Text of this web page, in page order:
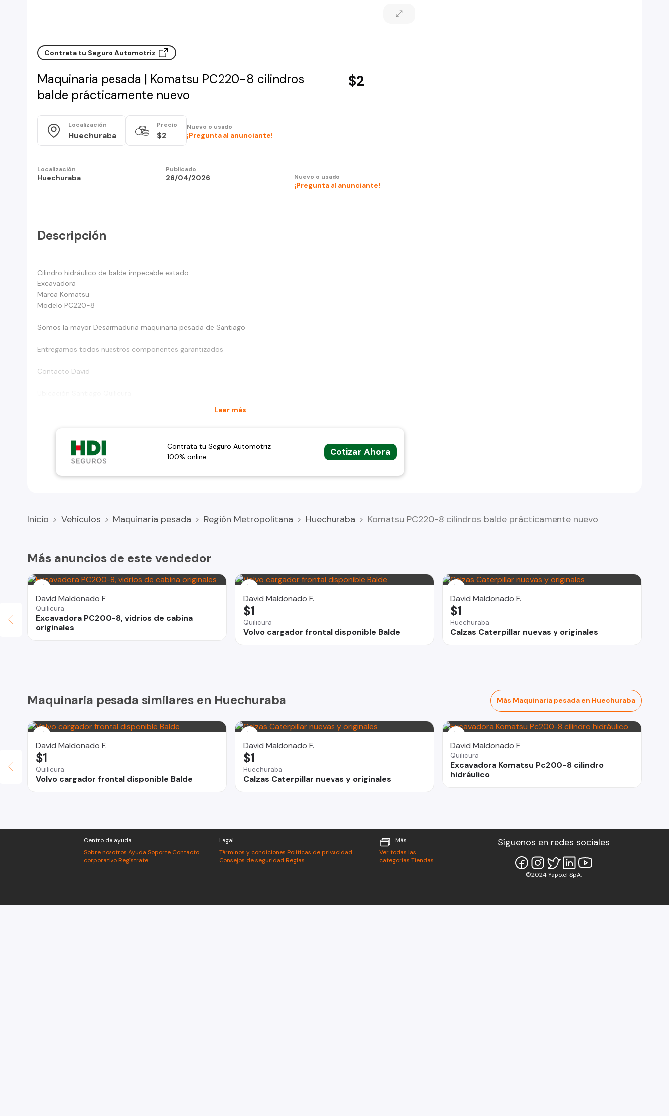
Contrata tu Seguro Automotriz
Maquinaria pesada | Komatsu PC220-8 cilindros
balde prácticamente nuevo
$2
Localización
Huechuraba
Precio
$2
Nuevo o usado
¡Pregunta al anunciante!
Localización
Huechuraba
Publicado
26/04/2026 Nuevo o usado
¡Pregunta al anunciante!
Descripción
Cilindro hidráulico de balde impecable estado
Excavadora
Marca Komatsu
Modelo PC220-8
Somos la mayor Desarmaduria maquinaria pesada de Santiago
Entregamos todos nuestros componentes garantizados
Contacto David
Leer más
Contrata tu Seguro Automotriz
100% online
Cotizar Ahora
Inicio Vehículos Maquinaria pesada Región Metropolitana Huechuraba Komatsu PC220-8 cilindros balde prácticamente nuevo
Más anuncios de este vendedor
David Maldonado F
Quilicura
Excavadora PC200-8, vidrios de cabina
originales
David Maldonado F.
Quilicura
Volvo cargador frontal disponible Balde
$1
David Maldonado F.
Huechuraba
Calzas Caterpillar nuevas y originales
$1
Maquinaria pesada similares en Huechuraba Más Maquinaria pesada en Huechuraba
David Maldonado F.
Quilicura
Volvo cargador frontal disponible Balde
$1
David Maldonado F.
Huechuraba
Calzas Caterpillar nuevas y originales
$1
David Maldonado F
Quilicura
Excavadora Komatsu Pc200-8 cilindro
hidráulico
Centro de ayuda
Sobre nosotros Ayuda Soporte Contacto
corporativo Regístrate
Legal
Términos y condiciones Políticas de privacidad
Consejos de seguridad Reglas
Más...
Ver todas las
categorías Tiendas
Síguenos en redes sociales
©2024 Yapo.cl SpA.